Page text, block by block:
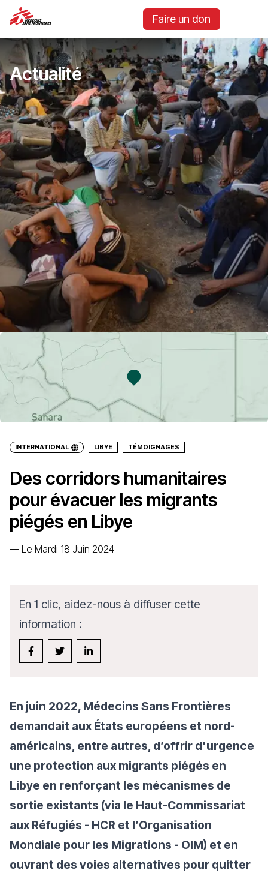
Faire un don
Actualité
INTERNATIONAL LIBYE TÉMOIGNAGES
Des corridors humanitaires
pour évacuer les migrants
piégés en Libye
— Le Mardi 18 Juin 2024
En 1 clic, aidez-nous à diffuser cette
information :
En juin 2022, Médecins Sans Frontières
demandait aux États européens et nord-
américains, entre autres, d’offrir d'urgence
une protection aux migrants piégés en
Libye en renforçant les mécanismes de
sortie existants (via le Haut-Commissariat
aux Réfugiés - HCR et l’Organisation
Mondiale pour les Migrations - OIM) et en
ouvrant des voies alternatives pour quitter